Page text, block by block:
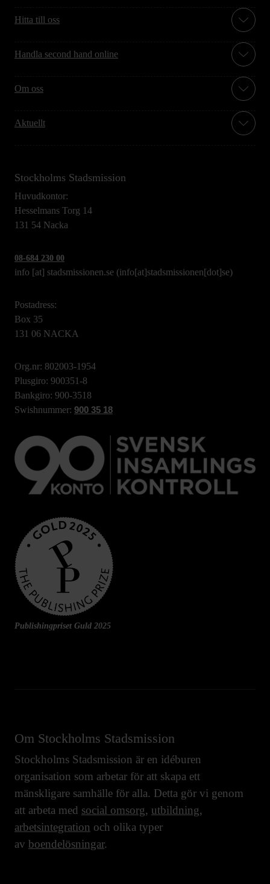
Hitta till oss
Handla second hand online
Om oss
Aktuellt
Stockholms Stadsmission
Huvudkontor:
Hesselmans Torg 14
131 54 Nacka
08-684 230 00
info [at] stadsmissionen.se (info[at]stadsmissionen[dot]se)
Postadress:
Box 35
131 06 NACKA
Org.nr: 802003-1954
Plusgiro: 900351-8
Bankgiro: 900-3518
Swishnummer: 900 35 18
Publishingpriset Guld 2025
Om Stockholms Stadsmission
Stockholms Stadsmission är en idéburen
organisation som arbetar för att skapa ett
mänskligare samhälle för alla. Detta gör vi genom
att arbeta med social omsorg, utbildning,
arbetsintegration och olika typer
av boendelösningar.